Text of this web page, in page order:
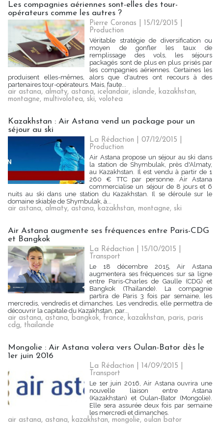
Les compagnies aériennes sont-elles des tour-
opérateurs comme les autres ?
Pierre Coronas | 15/12/2015
Production
Véritable stratégie de diversification ou
moyen de gonfler les taux de
remplissage des vols, les séjours
packagés sont de plus en plus prisés par
les compagnies aériennes. Certaines les
produisent elles-mêmes, alors que d'autres ont recours à des
partenaires tour-opérateurs. Mais, faute...
air astana, almaty, astana, icelandair, islande, kazakhstan,
montagne, multivolotea, ski, volotea
Kazakhstan : Air Astana vend un package pour un
séjour au ski
La Rédaction | 07/12/2015
Production
Air Astana propose un séjour au ski dans
la station de Shymbulak, près d'Almaty,
au Kazakhstan. Il est vendu à partir de 1
260 € TTC par personne. Air Astana
commercialise un séjour de 8 jours et 6
nuits au ski dans une station du Kazakhstan. Il se déroule sur le
domaine skiable de Shymbulak, à...
air astana, almaty, astana, kazakhstan, montagne, ski
Air Astana augmente ses fréquences entre Paris-CDG
et Bangkok
La Rédaction | 15/10/2015
Transport
Le 18 décembre 2015, Air Astana
augmentera ses fréquences sur sa ligne
entre Paris-Charles de Gaulle (CDG) et
Bangkok (Thaïlande). La compagnie
partira de Paris 3 fois par semaine, les
mercredis, vendredis et dimanches. Les vendredis, elle permettra de
découvrir la capitale du Kazakhstan, par...
air astana, astana, bangkok, france, kazakhstan, paris, paris
cdg, thailande
Mongolie : Air Astana volera vers Oulan-Bator dès le
1er juin 2016
La Rédaction | 14/09/2015
Transport
Le 1er juin 2016, Air Astana ouvrira une
nouvelle liaison entre Astana
(Kazakhstan) et Oulan-Bator (Mongolie).
Elle sera assurée deux fois par semaine
les mercredi et dimanches.
air astana, astana, kazakhstan, mongolie, oulan bator